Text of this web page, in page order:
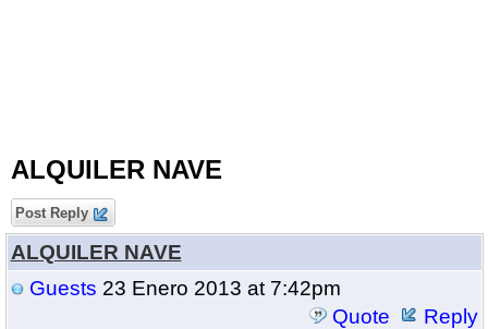
ALQUILER NAVE
Post Reply
ALQUILER NAVE
Guests 23 Enero 2013 at 7:42pm
Quote
Reply